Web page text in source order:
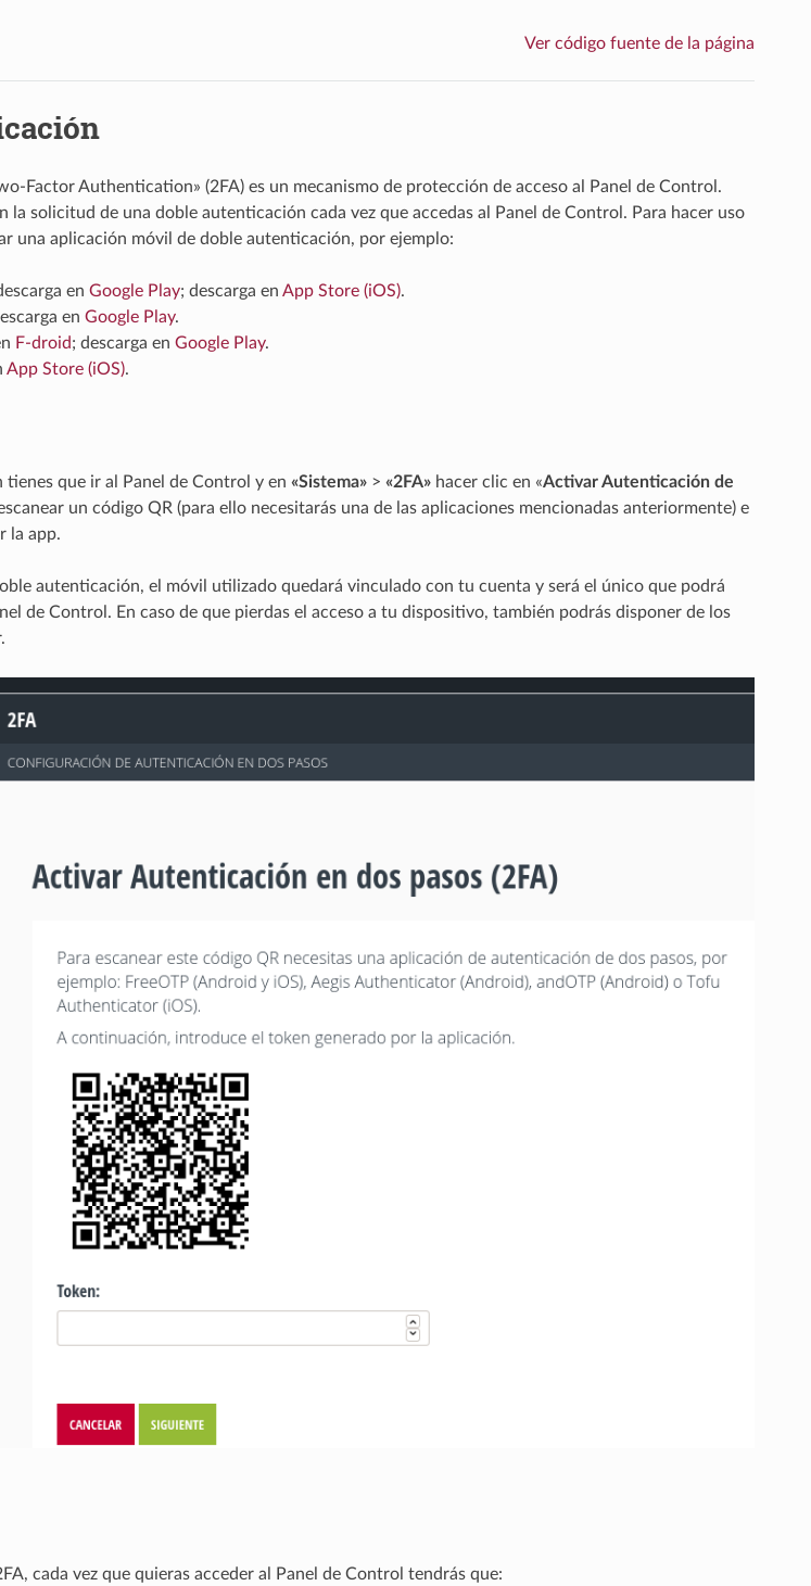
Ver código fuente de la página
Factor Authentication» (2FA) es un mecanismo de protección de acceso al Panel de Control.
la solicitud de una doble autenticación cada vez que accedas al Panel de Control. Para hacer uso
una aplicación móvil de doble autenticación, por ejemplo:
en Google Play; descarga en App Store (iOS).
en Google Play.
F-droid; descarga en Google Play.
App Store (iOS).
que ir al Panel de Control y en «Sistema»> «2FA»hacer clic en «Activar Autenticación de
un código QR (para ello necesitarás una de las aplicaciones mencionadas anteriormente) e
la app.
autenticación, el móvil utilizado quedará vinculado con tu cuenta y será el único que podrá
de Control. En caso de que pierdas el acceso a tu dispositivo, también podrás disponer de los
cada vez que quieras acceder al Panel de Control tendrás que: